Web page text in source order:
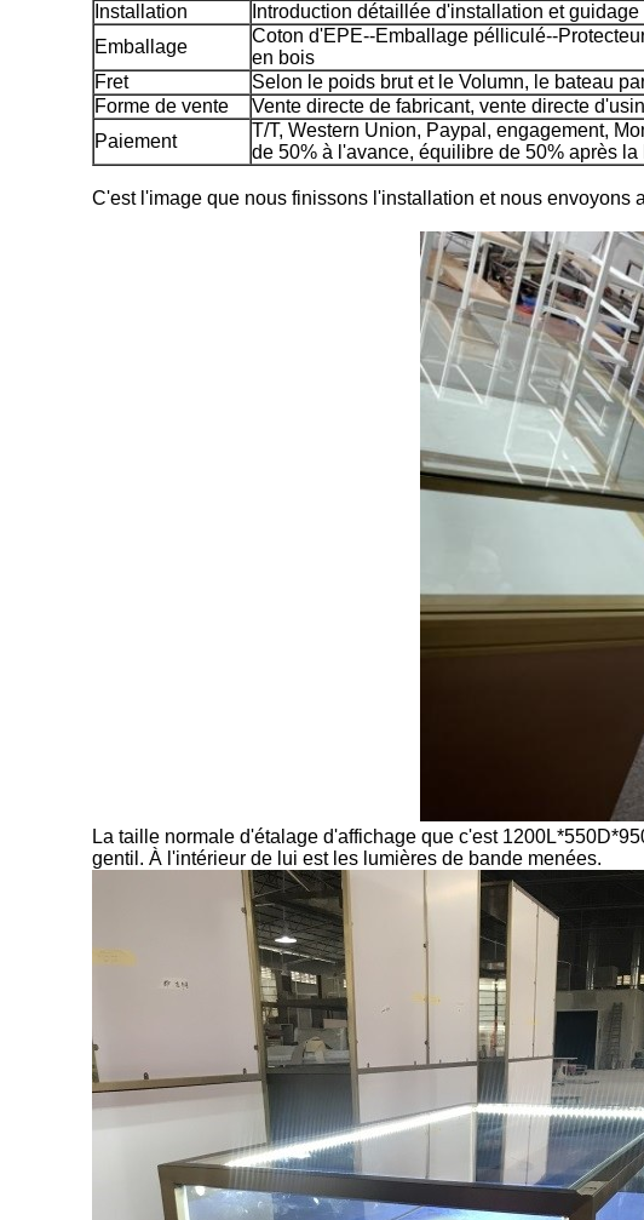
Installation
Introduction détaillée d'installation et
Emballage
Coton d'EPE--Emballage pélliculé--
en bois
Fret
Selon le poids brut et le Volumn, le bateau
Forme de vente
Vente directe de fabricant, vente directe
Paiement
T/T, Western Union, Paypal, engagement,
de 50% à l'avance, équilibre de 50% après la
C'est l'image que nous finissons l'installation et nous envoyons
La taille normale d'étalage d'affichage que c'est
gentil. À l'intérieur de lui est les lumières de bande menées.